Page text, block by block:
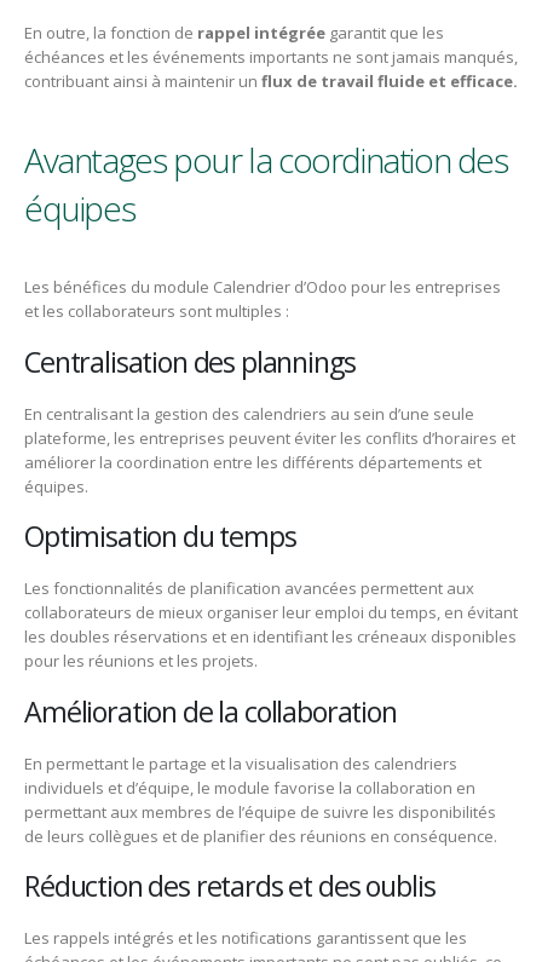
En outre, la fonction de rappel intégrée garantit que les
échéances et les événements importants ne sont jamais manqués,
contribuant ainsi à maintenir un flux de travail fluide et efficace.
Avantages pour la coordination des
équipes
Les bénéfices du module Calendrier d’Odoo pour les entreprises
et les collaborateurs sont multiples :
Centralisation des plannings
En centralisant la gestion des calendriers au sein d’une seule
plateforme, les entreprises peuvent éviter les conflits d’horaires et
améliorer la coordination entre les différents départements et
équipes.
Optimisation du temps
Les fonctionnalités de planification avancées permettent aux
collaborateurs de mieux organiser leur emploi du temps, en évitant
les doubles réservations et en identifiant les créneaux disponibles
pour les réunions et les projets.
Amélioration de la collaboration
En permettant le partage et la visualisation des calendriers
individuels et d’équipe, le module favorise la collaboration en
permettant aux membres de l’équipe de suivre les disponibilités
de leurs collègues et de planifier des réunions en conséquence.
Réduction des retards et des oublis
Les rappels intégrés et les notifications garantissent que les